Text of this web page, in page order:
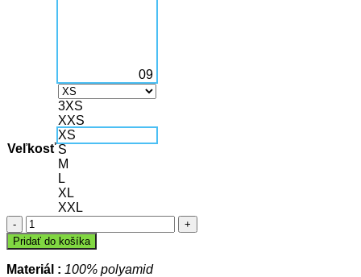
09
Veľkosť
3XS
XXS
XS
S
M
L
XL
XXL
množstvo
Termo
rolák
COMFORT
Pridať do košíka
Materiál : 100% polyamid